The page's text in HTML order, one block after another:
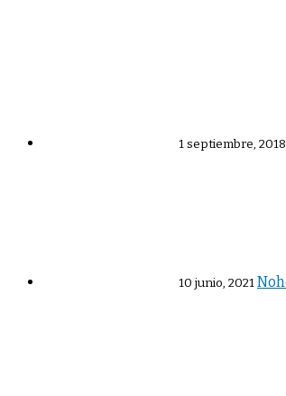
1 septiembre, 2018
10 junio, 2021